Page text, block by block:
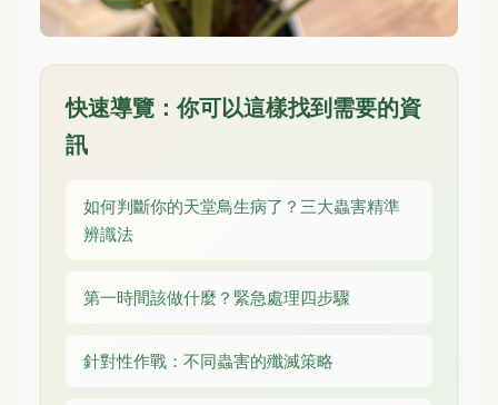
快速導覽：你可以這樣找到需要的資
訊
如何判斷你的天堂鳥生病了？三大蟲害精準
辨識法
第一時間該做什麼？緊急處理四步驟
針對性作戰：不同蟲害的殲滅策略